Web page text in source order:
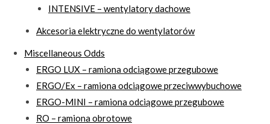
INTENSIVE – wentylatory dachowe
Akcesoria elektryczne do wentylatorów
Miscellaneous Odds
ERGO LUX – ramiona odciągowe przegubowe
ERGO/Ex – ramiona odciągowe przeciwwybuchowe
ERGO-MINI – ramiona odciągowe przegubowe
RO – ramiona obrotowe